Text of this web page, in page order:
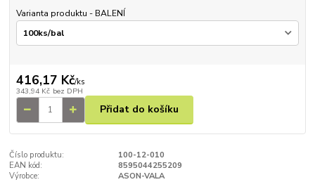
Varianta produktu - BALENÍ
416,17 Kč/ks
343,94 Kč bez DPH
Přidat do košíku
Číslo produktu:
100-12-010
EAN kód:
8595044255209
Výrobce:
ASON-VALA